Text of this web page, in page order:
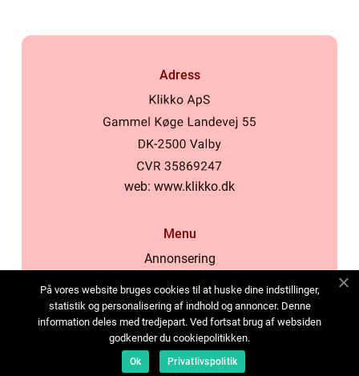
Adress
web: www.klikko.dk
Menu
Annonsering
Cookies
Kontakta oss
Sitemap
På vores website bruges cookies til at huske dine indstillinger,
statistik og personalisering af indhold og annoncer. Denne
information deles med tredjepart. Ved fortsat brug af websiden
godkender du cookiepolitikken.
Ok Privatlivspolitik